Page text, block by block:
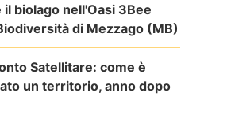
il biolago nell'Oasi 3Bee
di Mezzago (MB)
Satellitare: come è
un territorio, anno dopo